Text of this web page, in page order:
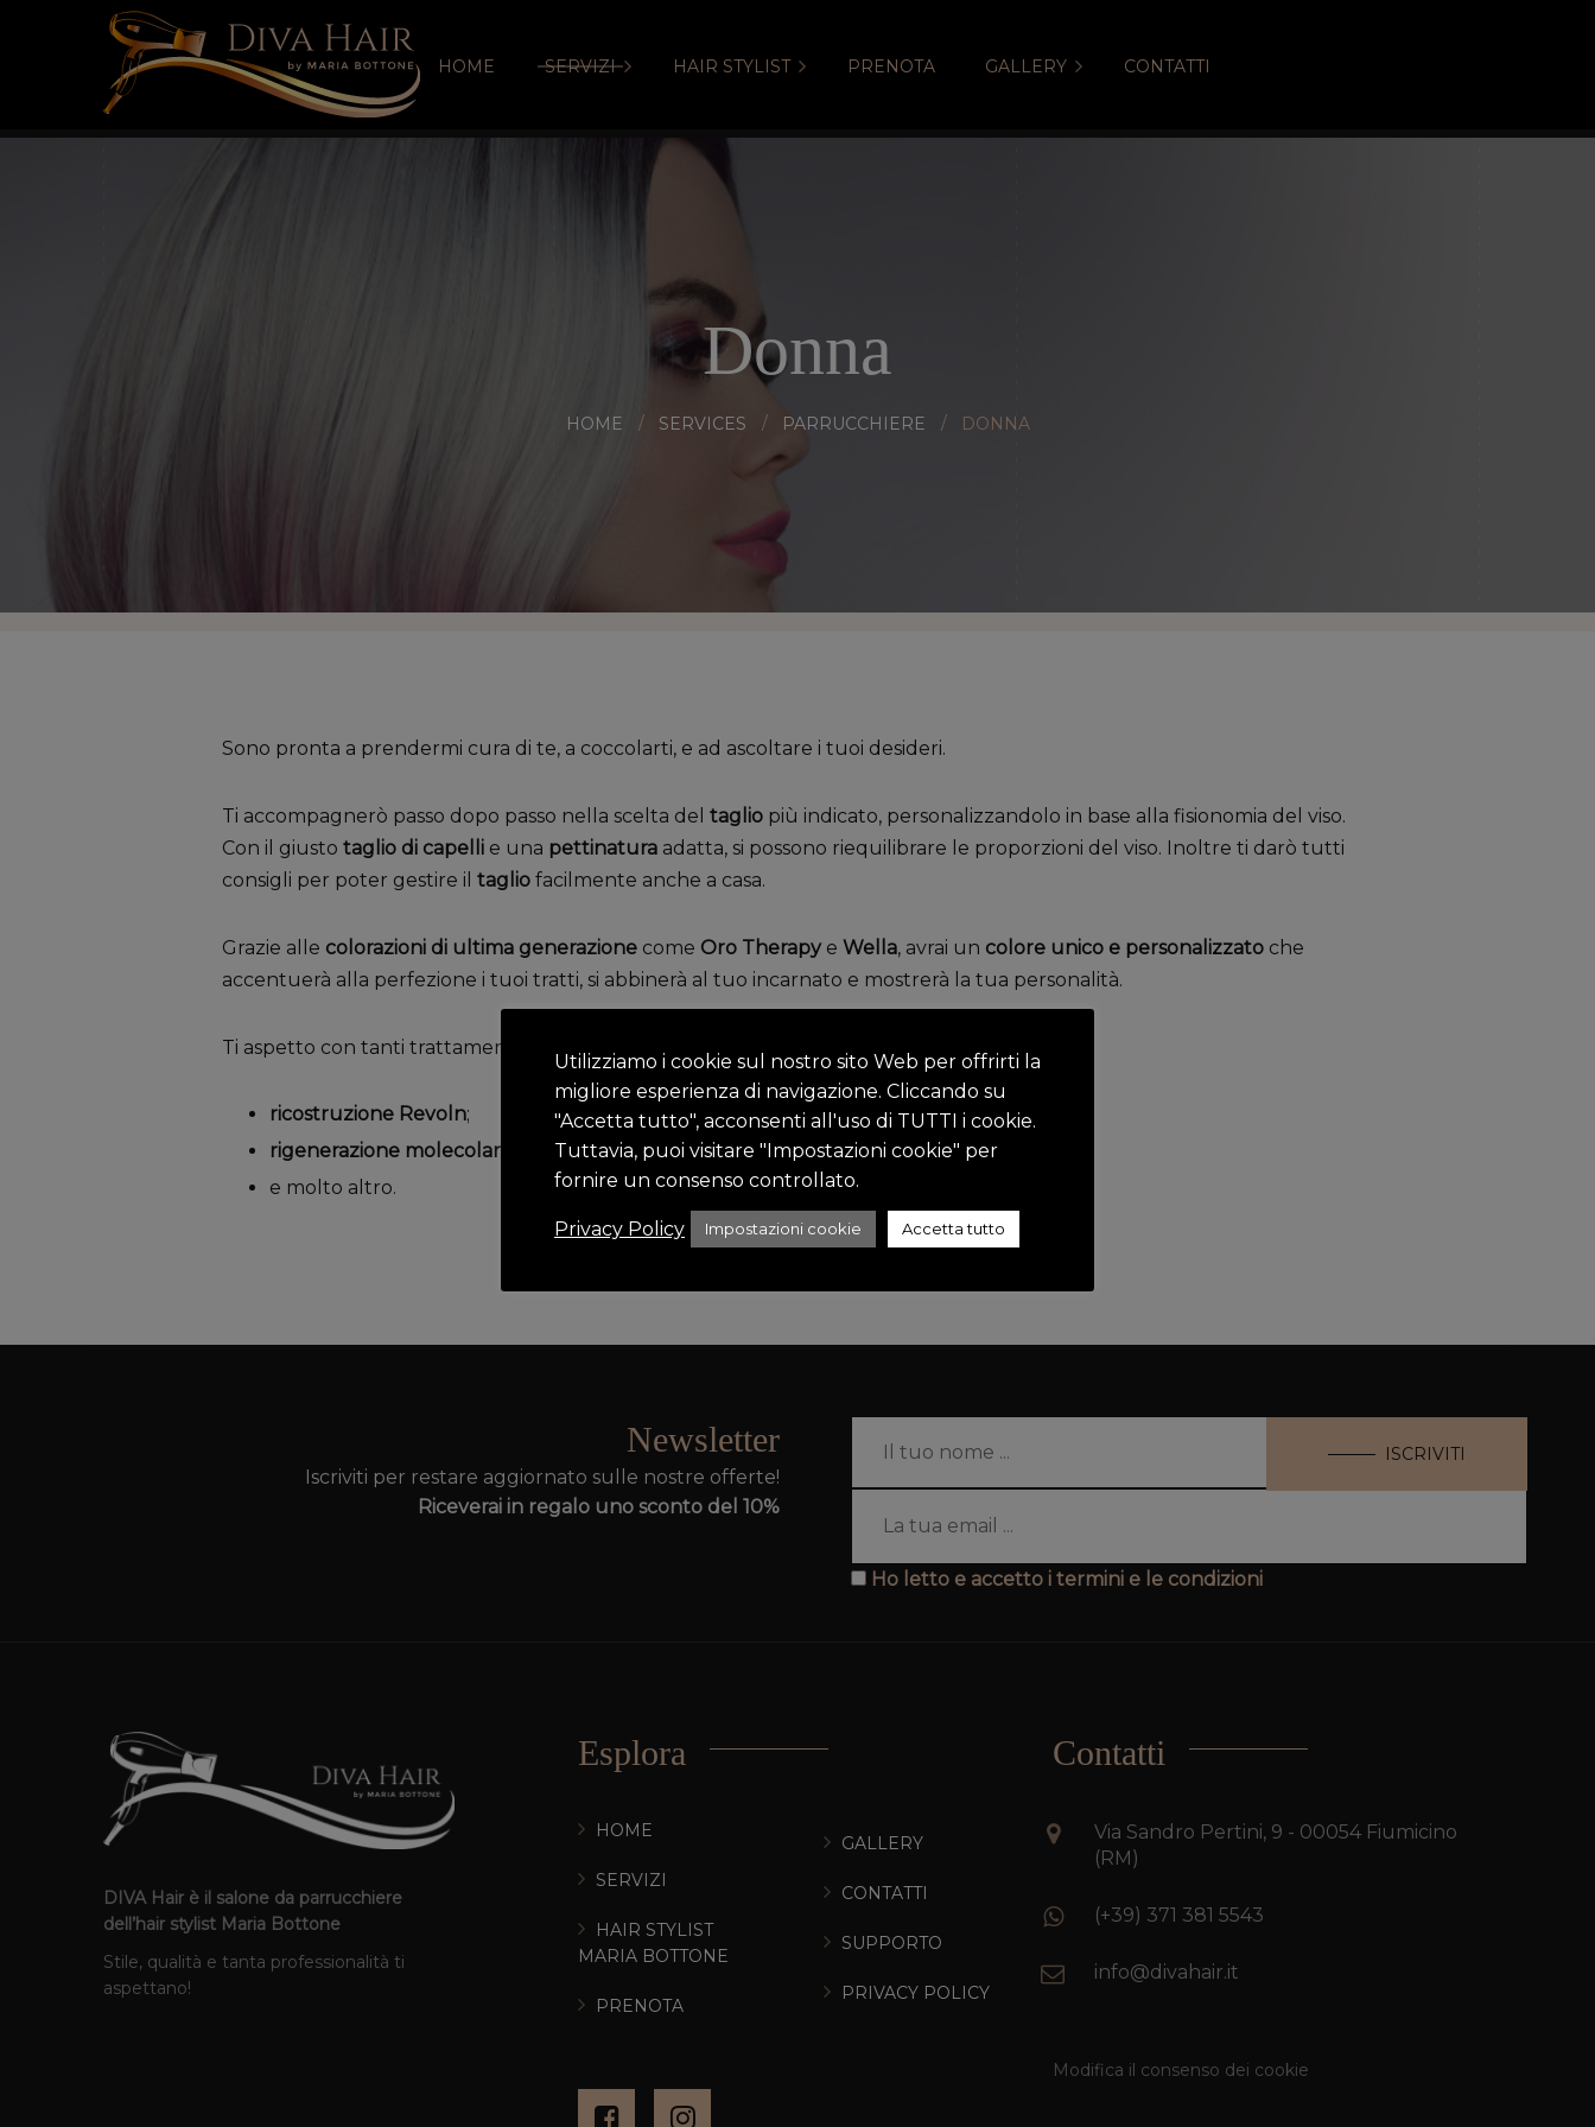
HOME SERVIZI HAIR STYLIST
Maria Bottone
PRENOTA GALLERY CONTATTI
Donna
HOME SERVICES PARRUCCHIERE DONNA
Sono pronta a prendermi cura di te, a coccolarti, e ad ascoltare i tuoi desideri.
Ti accompagnerò passo dopo passo nella scelta del taglio più indicato, personalizzandolo in base alla fisionomia del viso.
Con il giusto taglio di capelli e una pettinatura adatta, si possono riequilibrare le proporzioni del viso. Inoltre ti darò tutti
consigli per poter gestire il taglio facilmente anche a casa.
Grazie alle colorazioni di ultima generazione come Oro Therapye Wella, avrai un colore unico e personalizzato che
accentuerà alla perfezione i tuoi tratti, si abbinerà al tuo incarnato e mostrerà la tua personalità.
Ti aspetto con tanti trattamenti per lacura dei capelli
ricostruzione Revoln;
rigenerazione molecolare con Vitaplex e Olaplex;
e molto altro.
Newsletter
Iscriviti per restare aggiornato sulle nostre offerte!
Riceverai in regalo uno sconto del 10%
Ho letto e accetto i termini e le condizioni
ISCRIVITI
DIVA Hair è il salone da parrucchiere
dell’hair stylist Maria Bottone
Stile, qualità e tanta professionalità ti
aspettano!
Esplora
HOME
SERVIZI
HAIR STYLIST
MARIA BOTTONE
PRENOTA
GALLERY
CONTATTI
SUPPORTO
PRIVACY POLICY
Contatti
Via Sandro Pertini, 9 - 00054 Fiumicino
(RM)
(+39) 371 381 5543
info@divahair.it
Modifica il consenso dei cookie
Utilizziamo i cookie sul nostro sito Web per offrirti la
migliore esperienza di navigazione. Cliccando su
"Accetta tutto", acconsenti all'uso di TUTTI i cookie.
Tuttavia, puoi visitare "Impostazioni cookie" per
fornire un consenso controllato.
Privacy Policy Impostazioni cookie Accetta tutto